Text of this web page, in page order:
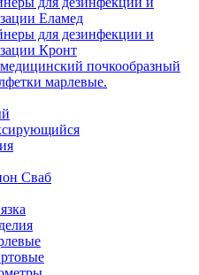
Еламед
для дезинфекции и
Кронт
почкообразный
марлевые.
Сваб